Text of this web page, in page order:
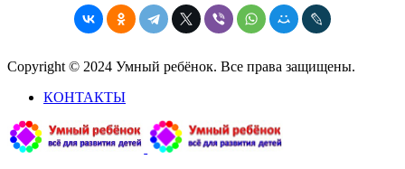
Copyright © 2024 Умный ребёнок. Все права защищены.
КОНТАКТЫ